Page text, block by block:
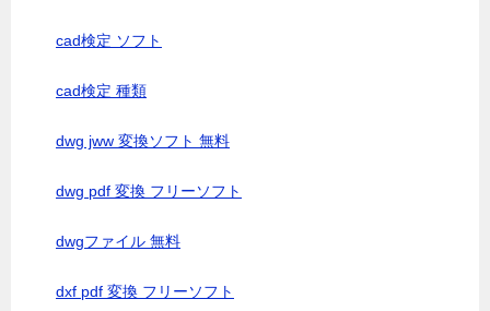
cad検定 ソフト
cad検定 種類
dwg jww 変換ソフト 無料
dwg pdf 変換 フリーソフト
dwgファイル 無料
dxf pdf 変換 フリーソフト